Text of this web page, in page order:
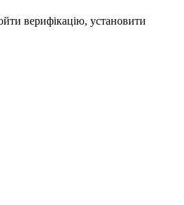
верифікацію, установити